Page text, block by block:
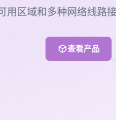
用区域和多种网络线路
查看产品